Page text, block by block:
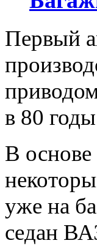
Первый
в 80
В основе
уже на
седан